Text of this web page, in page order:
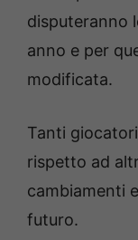
disputeranno
anno e per
modificata.
Tanti
rispetto ad
cambiamenti
futuro.